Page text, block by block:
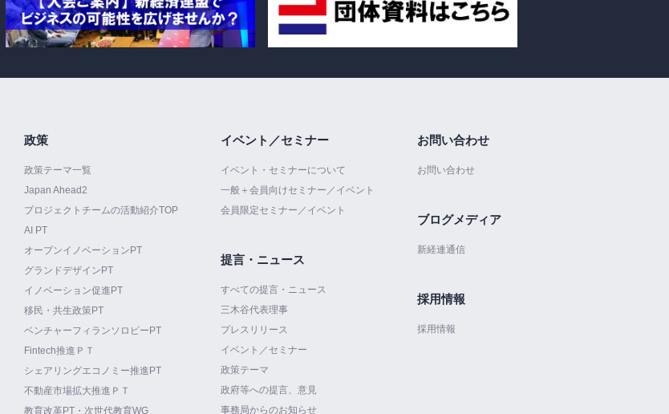
政策
政策テーマ一覧
Japan Ahead2
プロジェクトチームの活動紹介TOP
AI PT
オープンイノベーションPT
グランドデザインPT
イノベーション促進PT
移民・共生政策PT
ベンチャーフィランソロピーPT
Fintech推進ＰＴ
シェアリングエコノミー推進PT
不動産市場拡大推進ＰＴ
教育改革PT・次世代教育WG
イベント／セミナー
イベント・セミナーについて
一般＋会員向けセミナー／イベント
会員限定セミナー／イベント
提言・ニュース
すべての提言・ニュース
三木谷代表理事
プレスリリース
イベント／セミナー
政策テーマ
政府等への提言、意見
事務局からのお知らせ
お問い合わせ
お問い合わせ
ブログメディア
新経連通信
採用情報
採用情報